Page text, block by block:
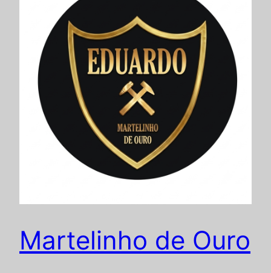
Martelinho de Ouro